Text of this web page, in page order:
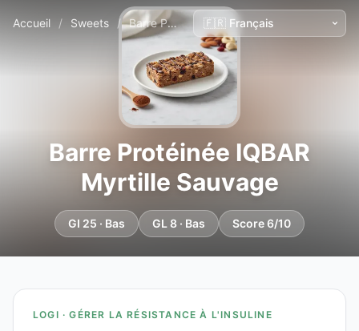
Accueil / Sweets / Barre Protéinée IQBAR Myrtille Sauvage
Barre Protéinée IQBAR
Myrtille Sauvage
GI 25 · Bas GL 8 · Bas Score 6/10
LOGI · GÉRER LA RÉSISTANCE À L'INSULINE